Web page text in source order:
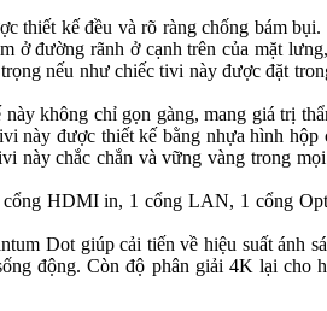
thiết kế đều và rõ ràng chống bám
ở đường rãnh ở cạnh trên của mặt
nếu như chiếc tivi này được đặt
không chỉ gọn gàng, mang giá trị
này được thiết kế bằng nhựa hình hộp
này chắc chắn và vững vàng trong
HDMI in, 1 cổng LAN, 1 cổng
Dot giúp cải tiến về hiệu suất ánh
động. Còn độ phân giải 4K lại cho